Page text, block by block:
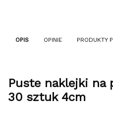
OPIS OPINIE PRODUKTY
Puste naklejki na
30 sztuk 4cm